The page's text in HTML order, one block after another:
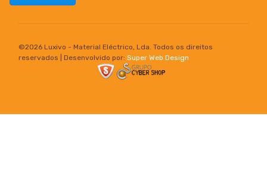
©2026 Luxivo - Material Eléctrico, Lda. Todos os direitos
reservados | Desenvolvido por: Super Web Design